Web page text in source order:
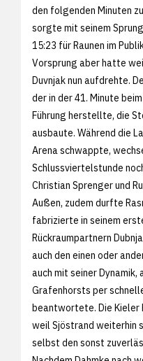
den folgenden Minuten
sorgte mit seinem
15:23 für Raunen im
Vorsprung aber hatte
Duvnjak nun aufdrehte.
der in der 41. Minute
Führung herstellte, die
ausbaute. Während die
Arena schwappte,
Schlussviertelstunde
Christian Sprenger und
Außen, zudem durfte
fabrizierte in seinem
Rückraumpartnern
auch den einen oder
auch mit seiner Dynamik,
Grafenhorsts per
beantwortete. Die Kieler
weil Sjöstrand weiterhin
selbst den sonst